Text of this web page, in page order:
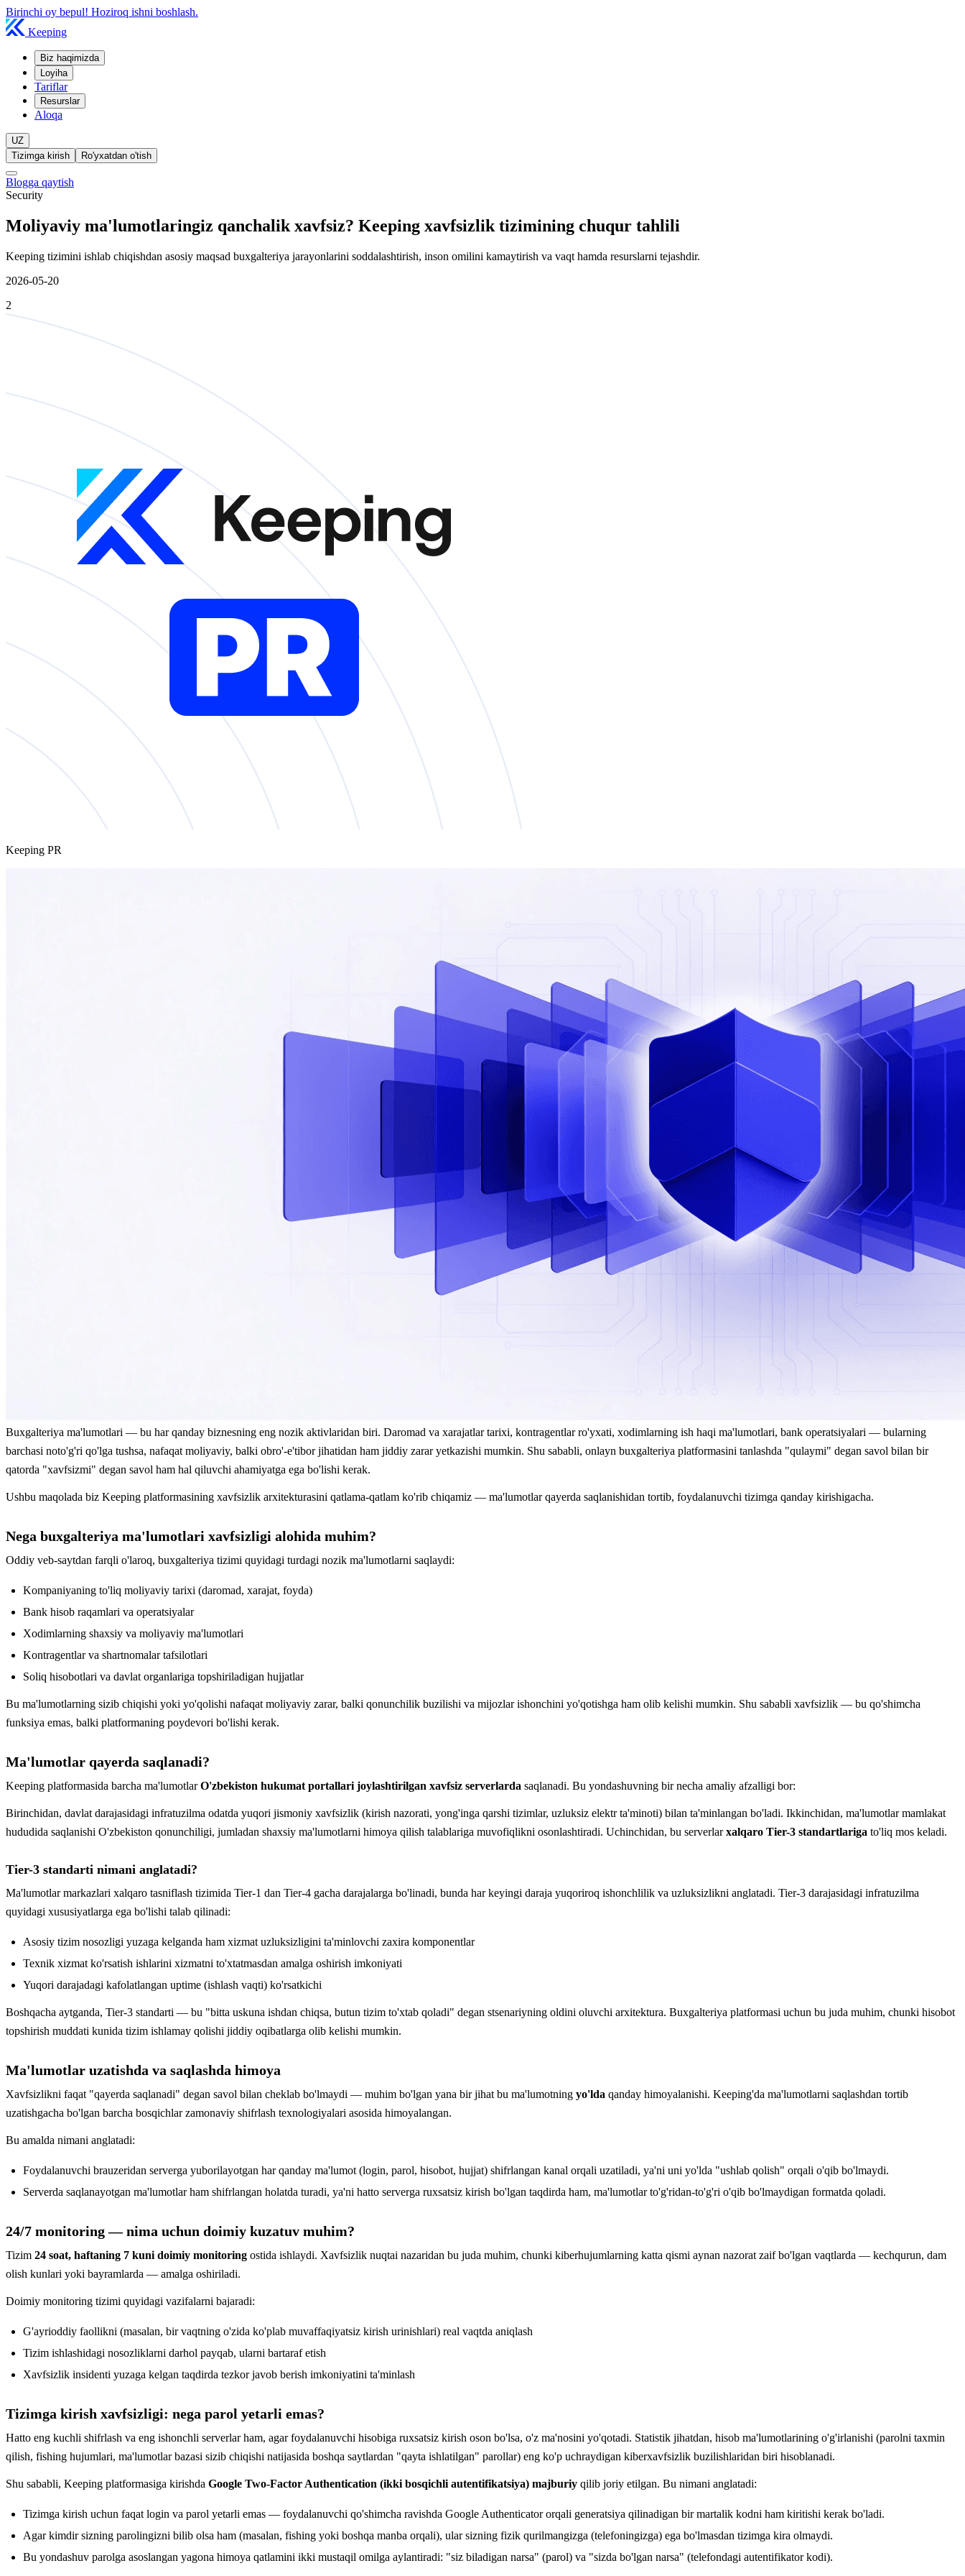
Birinchi oy bepul! Hoziroq ishni boshlash.
Keeping
Biz haqimizda
Loyiha
Tariflar
Resurslar
Aloqa
UZ
Tizimga kirish
Ro'yxatdan o'tish
Blogga qaytish
Security
Moliyaviy ma'lumotlaringiz qanchalik xavfsiz? Keeping xavfsizlik tizimining chuqur tahlili
Keeping tizimini ishlab chiqishdan asosiy maqsad buxgalteriya jarayonlarini soddalashtirish, inson omilini kamaytirish va vaqt hamda resurslarni tejashdir.
2026-05-20
2
Keeping PR
Buxgalteriya ma'lumotlari — bu har qanday biznesning eng nozik aktivlaridan biri. Daromad va xarajatlar tarixi, kontragentlar ro'yxati, xodimlarning ish haqi ma'lumotlari, bank operatsiyalari — bularning
barchasi noto'g'ri qo'lga tushsa, nafaqat moliyaviy, balki obro'-e'tibor jihatidan ham jiddiy zarar yetkazishi mumkin. Shu sababli, onlayn buxgalteriya platformasini tanlashda "qulaymi" degan savol bilan bir
qatorda "xavfsizmi" degan savol ham hal qiluvchi ahamiyatga ega bo'lishi kerak.
Ushbu maqolada biz Keeping platformasining xavfsizlik arxitekturasini qatlama-qatlam ko'rib chiqamiz — ma'lumotlar qayerda saqlanishidan tortib, foydalanuvchi tizimga qanday kirishigacha.
Nega buxgalteriya ma'lumotlari xavfsizligi alohida muhim?
Oddiy veb-saytdan farqli o'laroq, buxgalteriya tizimi quyidagi turdagi nozik ma'lumotlarni saqlaydi:
Kompaniyaning to'liq moliyaviy tarixi (daromad, xarajat, foyda)
Bank hisob raqamlari va operatsiyalar
Xodimlarning shaxsiy va moliyaviy ma'lumotlari
Kontragentlar va shartnomalar tafsilotlari
Soliq hisobotlari va davlat organlariga topshiriladigan hujjatlar
Bu ma'lumotlarning sizib chiqishi yoki yo'qolishi nafaqat moliyaviy zarar, balki qonunchilik buzilishi va mijozlar ishonchini yo'qotishga ham olib kelishi mumkin. Shu sababli xavfsizlik — bu qo'shimcha
funksiya emas, balki platformaning poydevori bo'lishi kerak.
Ma'lumotlar qayerda saqlanadi?
Keeping platformasida barcha ma'lumotlarO'zbekiston hukumat portallari joylashtirilgan xavfsiz serverlarda saqlanadi. Bu yondashuvning bir necha amaliy afzalligi bor:
Birinchidan, davlat darajasidagi infratuzilma odatda yuqori jismoniy xavfsizlik (kirish nazorati, yong'inga qarshi tizimlar, uzluksiz elektr ta'minoti) bilan ta'minlangan bo'ladi. Ikkinchidan, ma'lumotlar mamlakat
hududida saqlanishi O'zbekiston qonunchiligi, jumladan shaxsiy ma'lumotlarni himoya qilish talablariga muvofiqlikni osonlashtiradi. Uchinchidan, bu serverlarxalqaro Tier-3 standartlariga to'liq mos keladi.
Tier-3 standarti nimani anglatadi?
Ma'lumotlar markazlari xalqaro tasniflash tizimida Tier-1 dan Tier-4 gacha darajalarga bo'linadi, bunda har keyingi daraja yuqoriroq ishonchlilik va uzluksizlikni anglatadi. Tier-3 darajasidagi infratuzilma
quyidagi xususiyatlarga ega bo'lishi talab qilinadi:
Asosiy tizim nosozligi yuzaga kelganda ham xizmat uzluksizligini ta'minlovchi zaxira komponentlar
Texnik xizmat ko'rsatish ishlarini xizmatni to'xtatmasdan amalga oshirish imkoniyati
Yuqori darajadagi kafolatlangan uptime (ishlash vaqti) ko'rsatkichi
Boshqacha aytganda, Tier-3 standarti — bu "bitta uskuna ishdan chiqsa, butun tizim to'xtab qoladi" degan stsenariyning oldini oluvchi arxitektura. Buxgalteriya platformasi uchun bu juda muhim, chunki hisobot
topshirish muddati kunida tizim ishlamay qolishi jiddiy oqibatlarga olib kelishi mumkin.
Ma'lumotlar uzatishda va saqlashda himoya
Xavfsizlikni faqat "qayerda saqlanadi" degan savol bilan cheklab bo'lmaydi — muhim bo'lgan yana bir jihat bu ma'lumotning yo'lda qanday himoyalanishi. Keeping'da ma'lumotlarni saqlashdan tortib
uzatishgacha bo'lgan barcha bosqichlar zamonaviy shifrlash texnologiyalari asosida himoyalangan.
Bu amalda nimani anglatadi:
Foydalanuvchi brauzeridan serverga yuborilayotgan har qanday ma'lumot (login, parol, hisobot, hujjat) shifrlangan kanal orqali uzatiladi, ya'ni uni yo'lda "ushlab qolish" orqali o'qib bo'lmaydi.
Serverda saqlanayotgan ma'lumotlar ham shifrlangan holatda turadi, ya'ni hatto serverga ruxsatsiz kirish bo'lgan taqdirda ham, ma'lumotlar to'g'ridan-to'g'ri o'qib bo'lmaydigan formatda qoladi.
24/7 monitoring — nima uchun doimiy kuzatuv muhim?
Tizim 24 soat, haftaning 7 kuni doimiy monitoring ostida ishlaydi. Xavfsizlik nuqtai nazaridan bu juda muhim, chunki kiberhujumlarning katta qismi aynan nazorat zaif bo'lgan vaqtlarda — kechqurun, dam
olish kunlari yoki bayramlarda — amalga oshiriladi.
Doimiy monitoring tizimi quyidagi vazifalarni bajaradi:
G'ayrioddiy faollikni (masalan, bir vaqtning o'zida ko'plab muvaffaqiyatsiz kirish urinishlari) real vaqtda aniqlash
Tizim ishlashidagi nosozliklarni darhol payqab, ularni bartaraf etish
Xavfsizlik insidenti yuzaga kelgan taqdirda tezkor javob berish imkoniyatini ta'minlash
Tizimga kirish xavfsizligi: nega parol yetarli emas?
Hatto eng kuchli shifrlash va eng ishonchli serverlar ham, agar foydalanuvchi hisobiga ruxsatsiz kirish oson bo'lsa, o'z ma'nosini yo'qotadi. Statistik jihatdan, hisob ma'lumotlarining o'g'irlanishi (parolni taxmin
qilish, fishing hujumlari, ma'lumotlar bazasi sizib chiqishi natijasida boshqa saytlardan "qayta ishlatilgan" parollar) eng ko'p uchraydigan kiberxavfsizlik buzilishlaridan biri hisoblanadi.
Shu sababli, Keeping platformasiga kirishda Google Two-Factor Authentication (ikki bosqichli autentifikatsiya) majburiy qilib joriy etilgan. Bu nimani anglatadi:
Tizimga kirish uchun faqat login va parol yetarli emas — foydalanuvchi qo'shimcha ravishda Google Authenticator orqali generatsiya qilinadigan bir martalik kodni ham kiritishi kerak bo'ladi.
Agar kimdir sizning parolingizni bilib olsa ham (masalan, fishing yoki boshqa manba orqali), ular sizning fizik qurilmangizga (telefoningizga) ega bo'lmasdan tizimga kira olmaydi.
Bu yondashuv parolga asoslangan yagona himoya qatlamini ikki mustaqil omilga aylantiradi: "siz biladigan narsa" (parol) va "sizda bo'lgan narsa" (telefondagi autentifikator kodi).